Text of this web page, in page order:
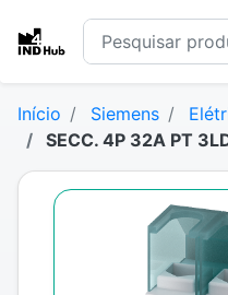
Início Siemens
SECC. 4P 32A PT